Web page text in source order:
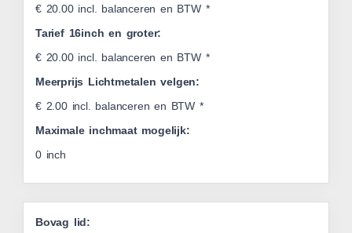
€ 20.00 incl. balanceren en BTW *
Tarief 16inch en groter:
€ 20.00 incl. balanceren en BTW *
Meerprijs Lichtmetalen velgen:
€ 2.00 incl. balanceren en BTW *
Maximale inchmaat mogelijk:
0 inch
Bovag lid: